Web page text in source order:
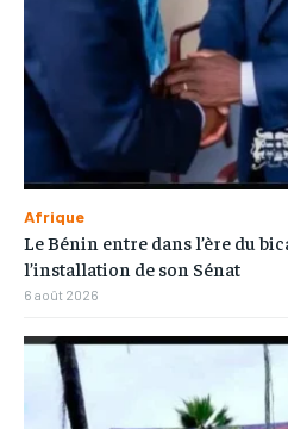
Afrique
Le Bénin entre dans l’ère du
l’installation de son Sénat
6 août 2026